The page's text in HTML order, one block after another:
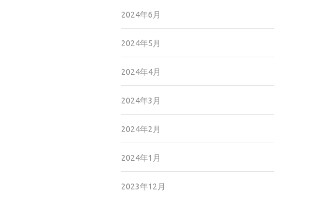
2024年6月
2024年5月
2024年4月
2024年3月
2024年2月
2024年1月
2023年12月